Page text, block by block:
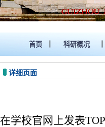
首页 科研概况
详细页面
在学校官网上发表